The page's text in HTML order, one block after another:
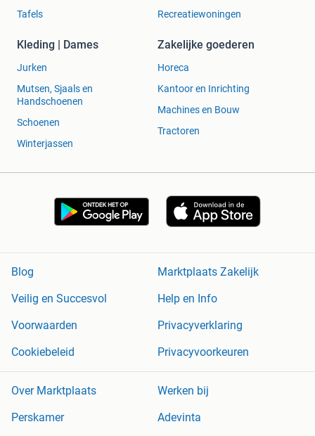
Tafels
Recreatiewoningen
Kleding | Dames
Jurken
Mutsen, Sjaals en
Handschoenen
Schoenen
Winterjassen
Zakelijke goederen
Horeca
Kantoor en Inrichting
Machines en Bouw
Tractoren
Blog
Marktplaats Zakelijk
Veilig en Succesvol
Help en Info
Voorwaarden
Privacyverklaring
Cookiebeleid
Privacyvoorkeuren
Over Marktplaats
Werken bij
Perskamer
Adevinta